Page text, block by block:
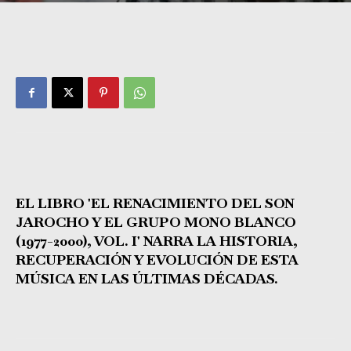
EL LIBRO 'EL RENACIMIENTO DEL SON
JAROCHO Y EL GRUPO MONO BLANCO
(1977-2000), VOL. I' NARRA LA HISTORIA,
RECUPERACIÓN Y EVOLUCIÓN DE ESTA
MÚSICA EN LAS ÚLTIMAS DÉCADAS.